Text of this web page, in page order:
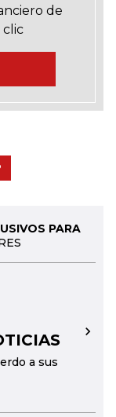
de
clic
PARA
a sus
→